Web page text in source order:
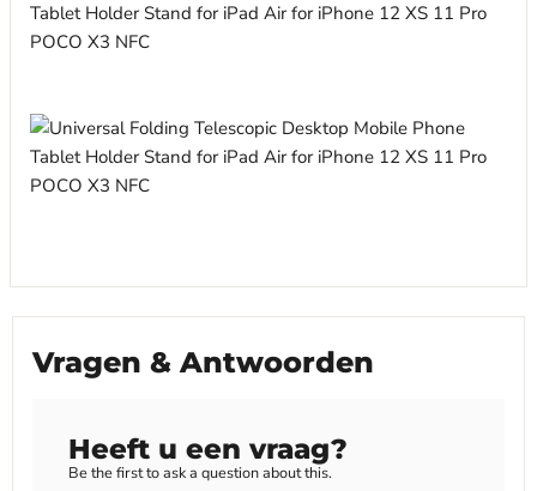
Vragen & Antwoorden
Heeft u een vraag?
Be the first to ask a question about this.